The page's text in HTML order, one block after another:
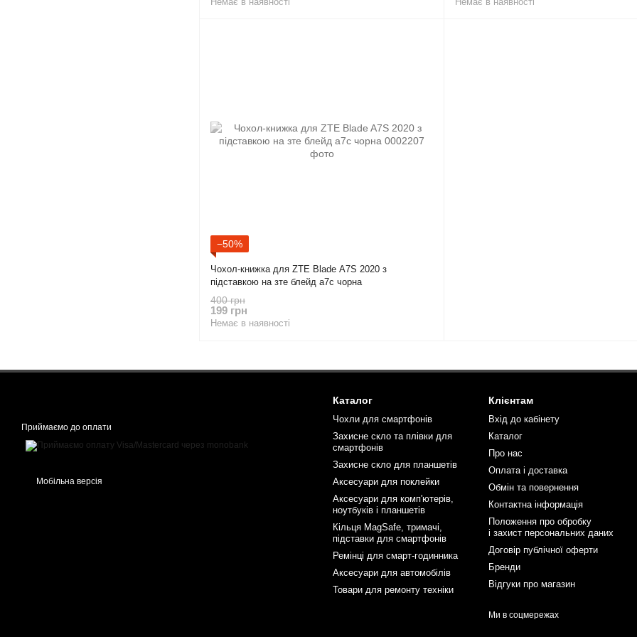
−50%
Чохол-книжка для ZTE Blade A7S 2020 з
підставкою на зте блейд а7с чорна
400 грн
199 грн
Немає в наявності
Приймаємо до оплати
Мобільна версія
Каталог
Чохли для смартфонів
Захисне скло та плівки для
смартфонів
Захисне скло для планшетів
Аксесуари для поклейки
Аксесуари для комп'ютерів,
ноутбуків і планшетів
Кільця MagSafe, тримачі,
підставки для смартфонів
Ремінці для смарт-годинника
Аксесуари для автомобілів
Товари для ремонту техніки
Клієнтам
Вхід до кабінету
Каталог
Про нас
Оплата і доставка
Обмін та повернення
Контактна інформація
Положення про обробку
і захист персональних даних
Договір публічної оферти
Бренди
Відгуки про магазин
Ми в соцмережах